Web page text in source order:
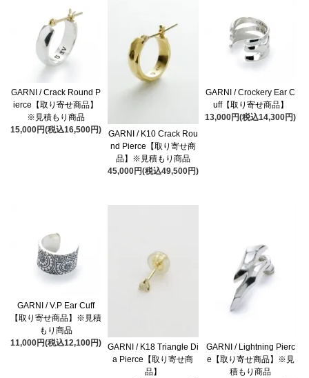
GARNI / Crack Round P
ierce【取り寄せ商品】
※見積もり商品
15,000円(税込16,500円)
GARNI / K10 Crack Rou
nd Pierce【取り寄せ商
品】※見積もり商品
45,000円(税込49,500円)
GARNI / Crockery Ear C
uff【取り寄せ商品】
13,000円(税込14,300円)
GARNI / V.P Ear Cuff
【取り寄せ商品】※見積
もり商品
11,000円(税込12,100円)
GARNI / K18 Triangle Di
a Pierce【取り寄せ商
品】
GARNI / Lightning Pierc
e【取り寄せ商品】※見
積もり商品